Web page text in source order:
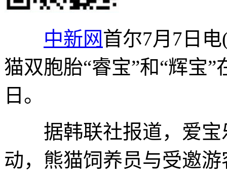
中新网首尔7月7日
猫双胞胎“睿宝”和“辉宝
日。
据韩联社报道，爱宝
动，熊猫饲养员与受邀游